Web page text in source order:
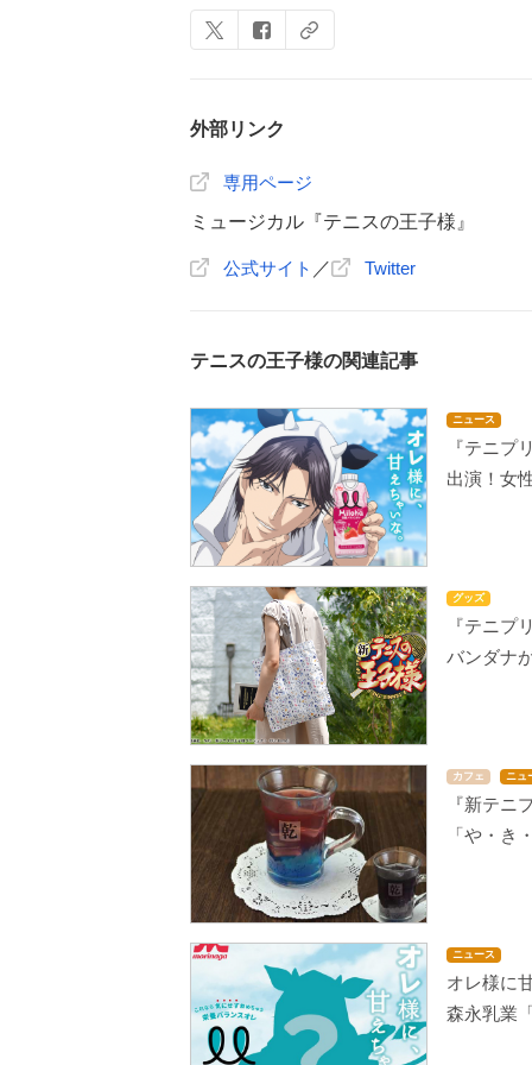
外部リンク
専用ページ
ミュージカル『テニスの王子様』
公式サイト ／ Twitter
テニスの王子様の関連記事
ニュース
『テニプ
出演！女
グッズ
『テニプ
バンダナ
カフェ ニュ
『新テニ
「や・き
ニュース
オレ様に
森永乳業